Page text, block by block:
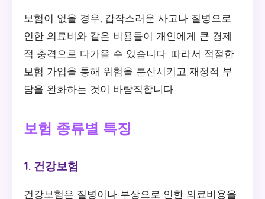
보험이 없을 경우, 갑작스러운 사고나 질병으로
인한 의료비와 같은 비용들이 개인에게 큰 경제
적 충격으로 다가올 수 있습니다. 따라서 적절한
보험 가입을 통해 위험을 분산시키고 재정적 부
담을 완화하는 것이 바람직합니다.
보험 종류별 특징
1. 건강보험
건강보험은 질병이나 부상으로 인한 의료비용을